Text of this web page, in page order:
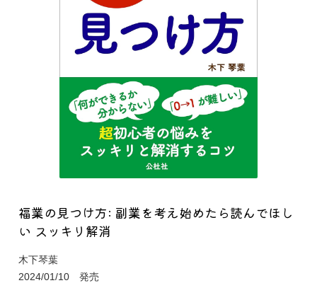
福業の見つけ方: 副業を考え始めたら読んでほし
い スッキリ解消
木下琴葉
2024/01/10 発売